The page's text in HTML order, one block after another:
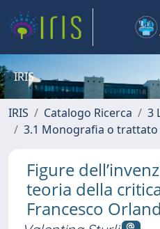
IRIS
IRIS Catalogo Ricerca
3
3.1 Monografia o
Figure
teoria della
Francesco